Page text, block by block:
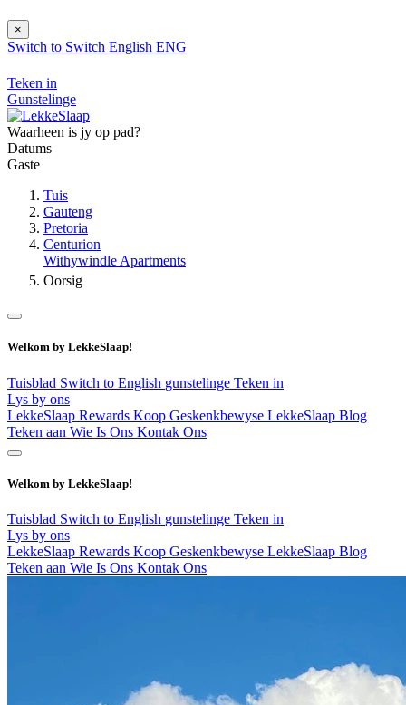
×
Switch to Switch English ENG
Teken in
Gunstelinge
Waarheen is jy op pad?
Datums
Gaste
Tuis
Gauteng
Pretoria
Centurion
Withywindle Apartments
Oorsig
Welkom by LekkeSlaap!
Tuisblad Switch to English gunstelinge Teken in
Lys by ons
LekkeSlaap Rewards Koop Geskenkbewyse LekkeSlaap Blog
Teken aan Wie Is Ons Kontak Ons
Welkom by LekkeSlaap!
Tuisblad Switch to English gunstelinge Teken in
Lys by ons
LekkeSlaap Rewards Koop Geskenkbewyse LekkeSlaap Blog
Teken aan Wie Is Ons Kontak Ons